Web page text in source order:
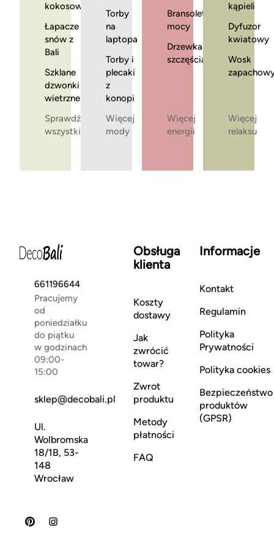
kokosowe
Łapacze
snów z
Bali
Szklane
dzwonki
wietrzne
Sprawdź
wszystkie
Torby
na
laptopa
Torby i
plecaki
z
konopi
Więcej
mody
Bransoletki
mocy
Drzewka
szczęścia
Więcej
energii
kąpieli
Dyfuzor
kwiatowy
Wosk
Więcej
relaksu
661196644
Pracujemy
od
poniedziałku
do piątku
w godzinach
09:00-
15:00
sklep@decobali.pl
Ul.
Wolbromska
18/1B, 53-
148
Wrocław
Obsługa
klienta
Koszty
dostawy
Jak
zwrócić
towar?
Zwrot
produktu
Metody
płatności
FAQ
Informacje
Kontakt
Regulamin
Polityka
Prywatności
Polityka cookies
Bezpieczeństwo
produktów
(GPSR)